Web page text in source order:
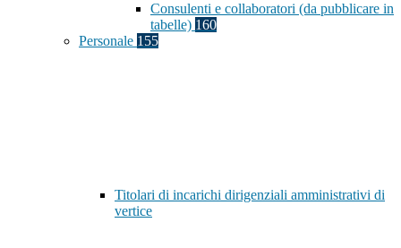
Consulenti e collaboratori (da pubblicare in
tabelle) 160
Personale 155
Titolari di incarichi dirigenziali amministrativi di
vertice